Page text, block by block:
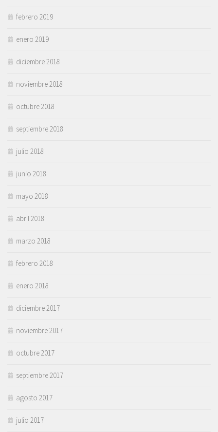
febrero 2019
enero 2019
diciembre 2018
noviembre 2018
octubre 2018
septiembre 2018
julio 2018
junio 2018
mayo 2018
abril 2018
marzo 2018
febrero 2018
enero 2018
diciembre 2017
noviembre 2017
octubre 2017
septiembre 2017
agosto 2017
julio 2017